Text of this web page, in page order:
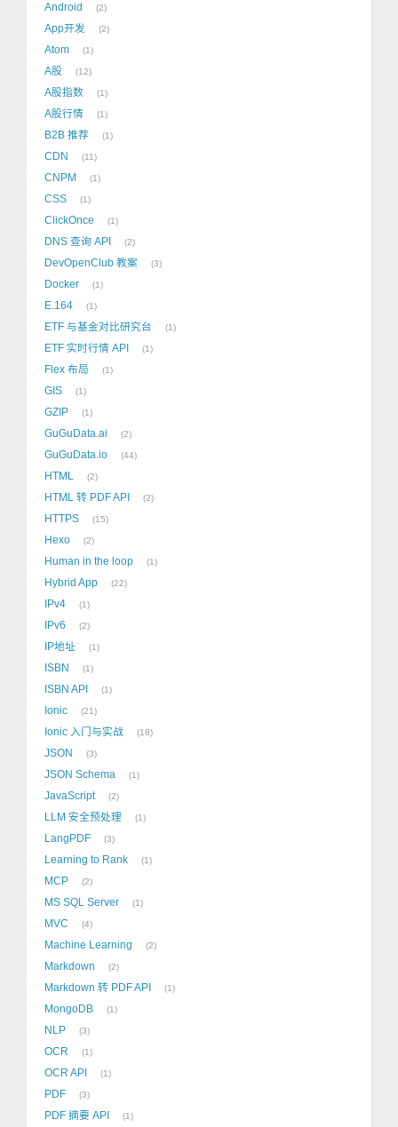
Android 2
App开发 2
Atom 1
A股 12
A股指数 1
A股行情 1
B2B 推荐 1
CDN 11
CNPM 1
CSS 1
ClickOnce 1
DNS 查询 API 2
DevOpenClub 教案 3
Docker 1
E.164 1
ETF 与基金对比研究台 1
ETF 实时行情 API 1
Flex 布局 1
GIS 1
GZIP 1
GuGuData.ai 2
GuGuData.io 44
HTML 2
HTML 转 PDF API 2
HTTPS 15
Hexo 2
Human in the loop 1
Hybrid App 22
IPv4 1
IPv6 2
IP地址 1
ISBN 1
ISBN API 1
Ionic 21
Ionic 入门与实战 18
JSON 3
JSON Schema 1
JavaScript 2
LLM 安全预处理 1
LangPDF 3
Learning to Rank 1
MCP 2
MS SQL Server 1
MVC 4
Machine Learning 2
Markdown 2
Markdown 转 PDF API 1
MongoDB 1
NLP 3
OCR 1
OCR API 1
PDF 3
PDF 摘要 API 1